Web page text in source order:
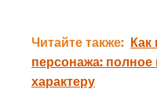
Читайте также: Как
персонажа: полное
характеру